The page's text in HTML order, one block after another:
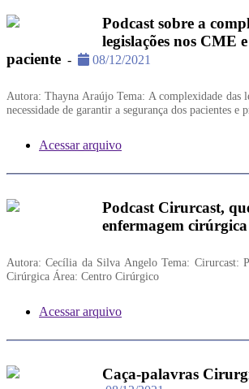
Podcast sobre a
legislações nos CME
paciente - 08/12/2021
Autora: Thayna Araújo Tema: A complexidade das
necessidade de garantir a segurança dos pacientes
Acessar arquivo
Podcast Cirurcast,
enfermagem cirúrgica
Autora: Cecília da Silva Angelo Tema: Cirurcast:
Cirúrgica Área: Centro Cirúrgico
Acessar arquivo
Caça-palavras